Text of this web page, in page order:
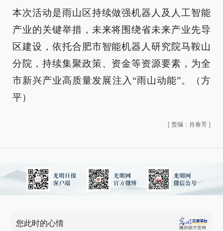
本次活动是雨山区持续做强机器人及人工智能
产业的关键举措，未来将围绕省未来产业先导
区建设，依托合肥市智能机器人研究院马鞍山
分院，持续集聚政策、资金等资源要素，为全
市新兴产业高质量发展注入“雨山动能”。（方
平）
[ 责编：肖春芳 ]
您此时的心情